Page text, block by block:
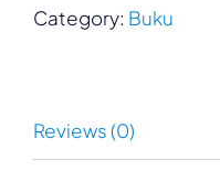
Category: Buku
Reviews (0)